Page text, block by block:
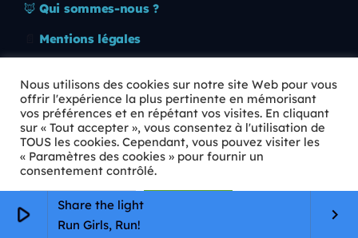
play_arrow
Share the light
Run Girls, Run!
keyboard_arrow_right
🦊 Qui sommes-nous ?
Mentions légales
🛡️ RGPD
Copyright © 2026 Animkids. Tous droits réservés.
Nous utilisons des cookies sur notre site Web pour vous
offrir l'expérience la plus pertinente en mémorisant
vos préférences et en répétant vos visites. En cliquant
sur « Tout accepter », vous consentez à l'utilisation de
TOUS les cookies. Cependant, vous pouvez visiter les
« Paramètres des cookies » pour fournir un
consentement contrôlé.
Paramètres Cookie